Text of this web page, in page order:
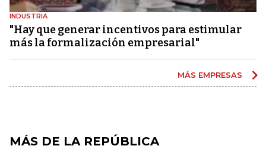
INDUSTRIA
"Hay que generar incentivos para estimular
más la formalización empresarial"
MÁS EMPRESAS
MÁS DE LA REPÚBLICA